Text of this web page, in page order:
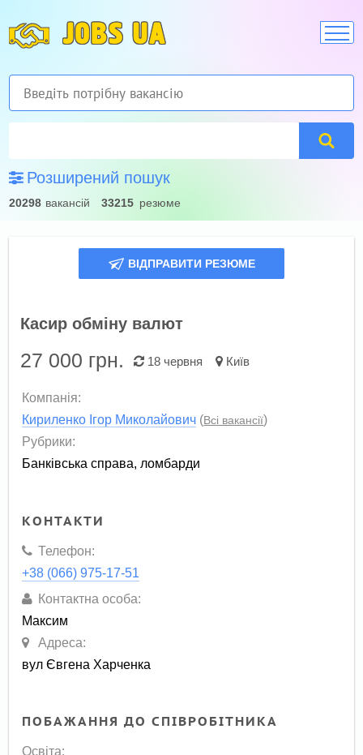
JOBS UA
Розширений пошук
20298 вакансій 33215 резюме
ВІДПРАВИТИ РЕЗЮМЕ
Касир обміну валют
27 000 грн. 18 червня Київ
Компанія:
Кириленко Ігор Миколайович (Всі вакансії)
Рубрики:
Банківська справа, ломбарди
КОНТАКТИ
Телефон:
+38 (066) 975-17-51
Контактна особа:
Максим
Адреса:
вул Євгена Харченка
ПОБАЖАННЯ ДО СПІВРОБІТНИКА
Освіта: